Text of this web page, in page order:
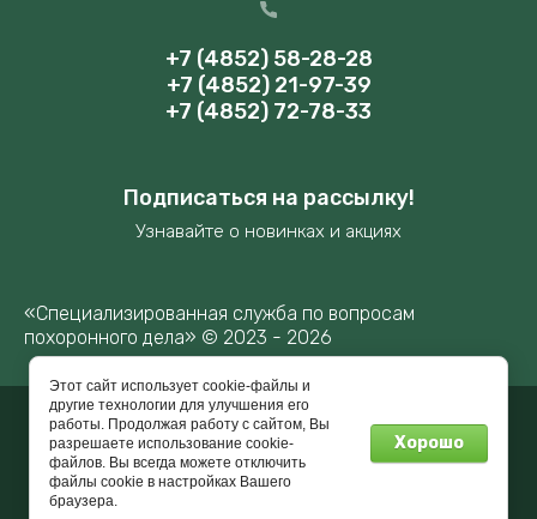
«Специализированная служба по вопросам
похоронного дела» © 2023 - 2026
+7 (4852) 58-28-28
+7 (4852) 21-97-39
+7 (4852) 72-78-33
Подписаться на рассылку!
Узнавайте о новинках и акциях
Мегагрупп.ру
Этот сайт использует cookie-файлы и
другие технологии для улучшения его
работы. Продолжая работу с сайтом, Вы
разрешаете использование cookie-
файлов. Вы всегда можете отключить
файлы cookie в настройках Вашего
браузера.
Хорошо